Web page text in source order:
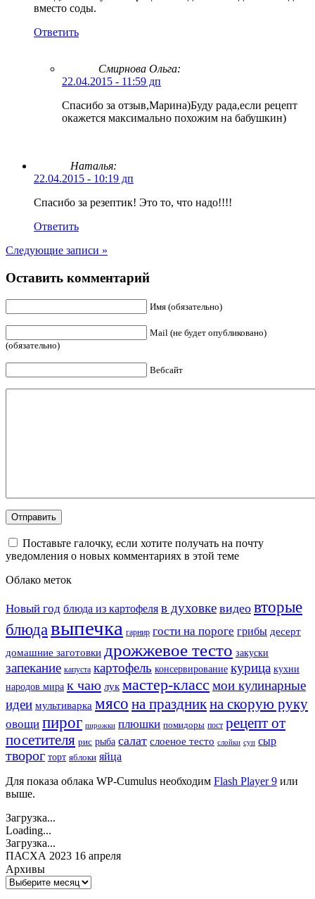
вместо соды.
Ответить
Смирнова Ольга:
22.04.2015 - 11:59 дп
Спасибо за отзыв,Марина)Буду рада,если рецепт
окажется максимально похожим на бабушкин)
Наталья:
22.04.2015 - 10:19 дп
Спасибо за резептик! Это то, что надо!!!!
Ответить
Следующие записи »
Оставить комментарий
Имя (обязательно)
Mail (не будет опубликовано)
(обязательно)
Вебсайт
Поставьте галочку, если хотите получать на почту
уведомления о новых комментариях в этой теме
Облако меток
Новый год блюда из картофеля в духовке видео вторые
блюдавыпечка гарнир гости на пороге грибы десерт
домашние заготовки дрожжевое тесто закуски
запекание капуста картофель консервирование курица кухни
народов мира к чаю лук мастер-класс мои кулинарные
идеи мультиварка мясо на праздникна скорую руку
овощи пирог пирожки плюшки помидоры пост рецепт от
посетителя рис рыба салат слоеное тесто слойки суп сыр
творог торт яблоки яйца
Для показа облака WP-Cumulus необходим Flash Player 9 или
выше.
Загрузка...
Loading...
Загрузка...
ПАСХА 2023 16 апреля
Архивы
Архивы